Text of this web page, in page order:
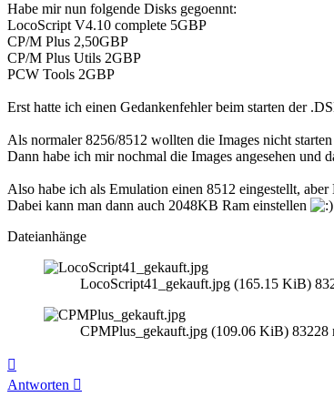
Habe mir nun folgende Disks gegoennt:
LocoScript V4.10 complete 5GBP
CP/M Plus 2,50GBP
CP/M Plus Utils 2GBP
PCW Tools 2GBP
Erst hatte ich einen Gedankenfehler beim starten der
Als normaler 8256/8512 wollten die Images nicht
Dann habe ich mir nochmal die Images angesehen und
Also habe ich als Emulation einen 8512 eingestellt,
Dabei kann man dann auch 2048KB Ram einstellen
Dateianhänge
LocoScript41_gekauft.jpg (165.15 KiB)
CPMPlus_gekauft.jpg (109.06 KiB) 83228
oben
Antworten